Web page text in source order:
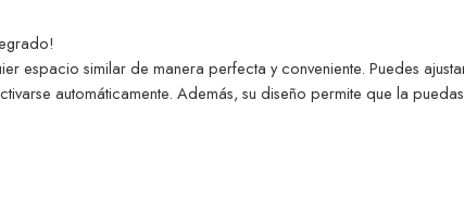
espacio similar de manera perfecta y conveniente. Puedes
automáticamente. Además, su diseño permite que la